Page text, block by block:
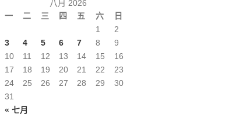
八月 2026
一
二 三 四 五 六 日
« 七月
1
2
3
4 5 6 7 8
9
10
11 12 13 14 15
16
17
18 19 20 21 22
23
24
25 26 27 28 29
30
31